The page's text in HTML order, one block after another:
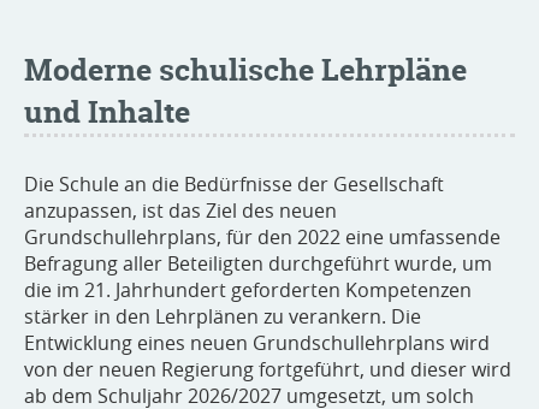
Moderne schulische Lehrpläne
und Inhalte
Die Schule an die Bedürfnisse der Gesellschaft
anzupassen, ist das Ziel des neuen
Grundschullehrplans, für den 2022 eine umfassende
Befragung aller Beteiligten durchgeführt wurde, um
die im 21. Jahrhundert geforderten Kompetenzen
stärker in den Lehrplänen zu verankern. Die
Entwicklung eines neuen Grundschullehrplans wird
von der neuen Regierung fortgeführt, und dieser wird
ab dem Schuljahr 2026/2027 umgesetzt, um solch